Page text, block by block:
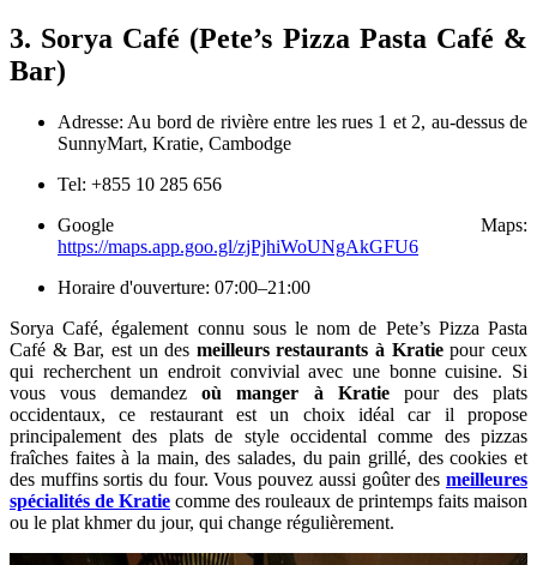
3. Sorya Café (Pete’s Pizza Pasta Café &
Bar)
Adresse: Au bord de rivière entre les rues 1 et 2, au-dessus de
SunnyMart, Kratie, Cambodge
Tel: +855 10 285 656
Google Maps:
https://maps.app.goo.gl/zjPjhiWoUNgAkGFU6
Horaire d'ouverture: 07:00–21:00
Sorya Café, également connu sous le nom de Pete’s Pizza Pasta
Café & Bar, est un des meilleurs restaurants à Kratiepour ceux
qui recherchent un endroit convivial avec une bonne cuisine. Si
vous vous demandezoù manger à Kratie pour des plats
occidentaux, ce restaurant est un choix idéal car il propose
principalement des plats de style occidental comme des pizzas
fraîches faites à la main, des salades, du pain grillé, des cookies et
des muffins sortis du four. Vous pouvez aussi goûter des meilleures
spécialités de Kratie comme des rouleaux de printemps faits maison
ou le plat khmer du jour, qui change régulièrement.